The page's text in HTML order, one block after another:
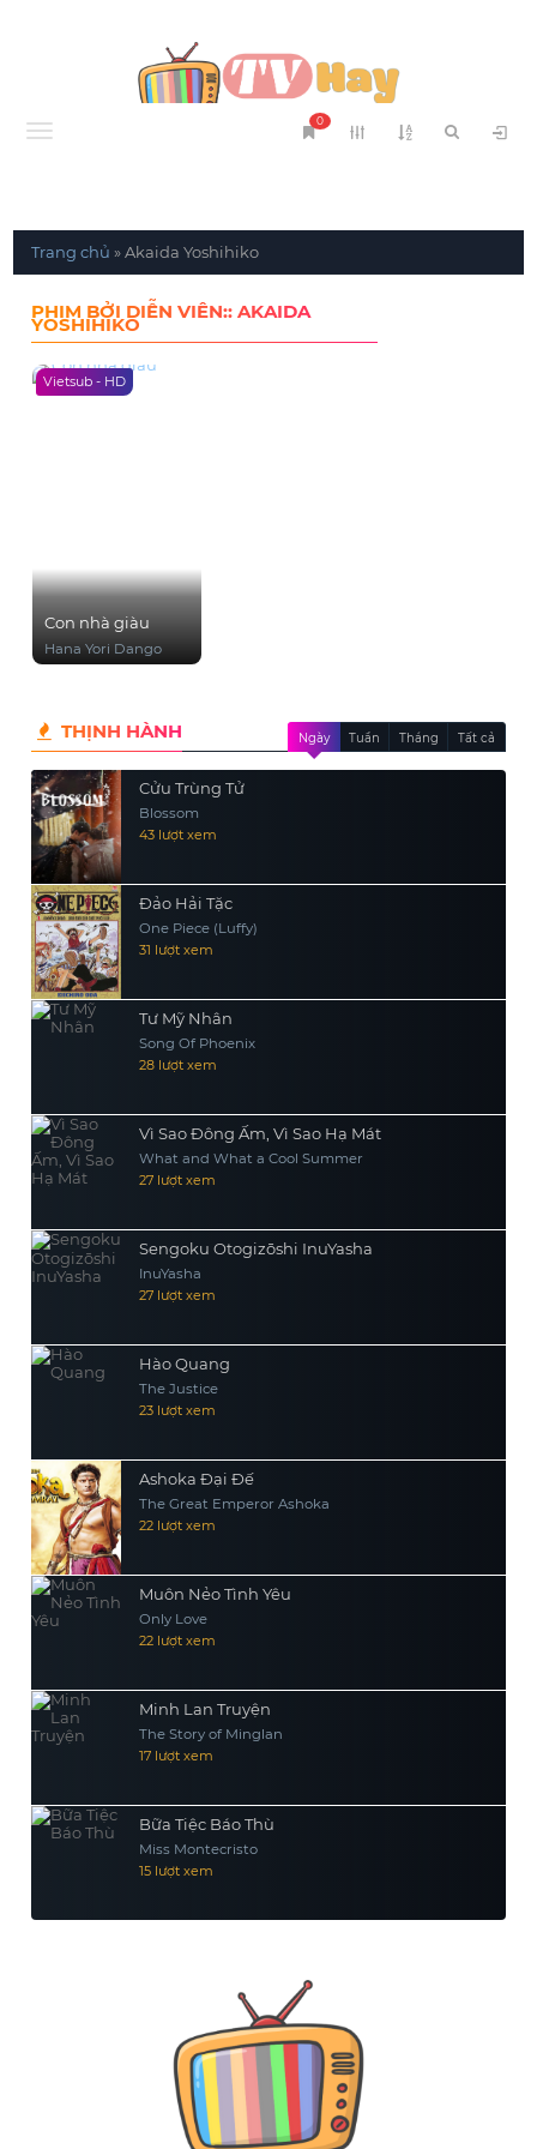
Menu
0
Trang chủ »Akaida Yoshihiko
PHIM BỞI DIỄN VIÊN:: AKAIDA
YOSHIHIKO
Vietsub - HD
Con nhà giàu
Hana Yori Dango
THỊNH HÀNH Ngày Tuần Tháng Tất cả
Cửu Trùng Tử
Blossom
43 lượt xem
Đảo Hải Tặc
One Piece (Luffy)
31 lượt xem
Tư Mỹ Nhân
Song Of Phoenix
28 lượt xem
Vì Sao Đông Ấm, Vì Sao Hạ Mát
What and What a Cool Summer
27 lượt xem
Sengoku Otogizōshi InuYasha
InuYasha
27 lượt xem
Hào Quang
The Justice
23 lượt xem
Ashoka Đại Đế
The Great Emperor Ashoka
22 lượt xem
Muôn Nẻo Tình Yêu
Only Love
22 lượt xem
Minh Lan Truyện
The Story of Minglan
17 lượt xem
Bữa Tiệc Báo Thù
Miss Montecristo
15 lượt xem